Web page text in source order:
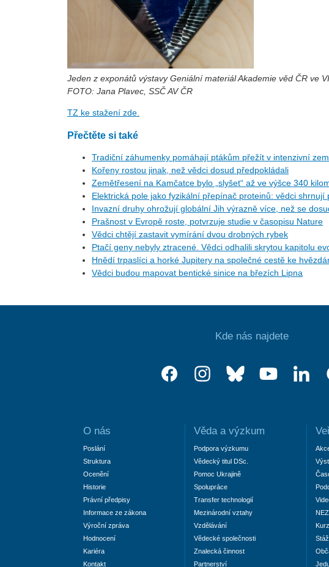
Jeden z exponátů výstavy Geniální materiál Akademie věd ČR ve
FOTO: Jana Plavec, SSČ AV ČR
TZ ke stažení zde.
Přečtěte si také
Tradiční záhumenky pomáhají ptákům přežít v intenzivní
Kořeny rostou jinak, než vědci dosud předpokládali
Zemětřesení na Kamčatce bylo „slyšet“ až ve výšce 340
Elektrická pole jako fyzikální přepínač proteinů: vědci shrnují
Invazní druhy ohrožují globální Jih výrazně více, než se
Prašnost v Evropě roste, potvrzuje studie v časopisu Nature
Vědci chtějí zastavit vymírání dvou drobných rybek
Ptačí geny nebyly ztracené. Vědci odhalili skrytou kapitolu
Hnědí trpaslíci a horké Jupitery na společné cestě ke
Vědci budou mapovat bentické sinice na březích Lipna
Kde nás najdete
O nás
Poslání
Struktura
Ocenění
Historie
Právní předpisy
Informace ze zákona
Výroční zpráva
Hodnocení
Kariéra
Kontakt
Věda a výzkum
Podpora výzkumu
Vědecký titul DSc.
Pomoc Ukrajině
Spolupráce
Transfer technologií
Mezinárodní vztahy
Vzdělávání
Vědecké společnosti
Znalecká činnost
Partnerství